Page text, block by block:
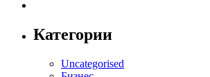
Категории
Uncategorised